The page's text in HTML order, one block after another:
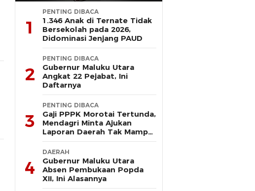
1
PENTING DIBACA
1.346 Anak di Ternate Tidak
Bersekolah pada 2026,
Didominasi Jenjang PAUD
2
PENTING DIBACA
Gubernur Maluku Utara
Angkat 22 Pejabat, Ini
Daftarnya
3
PENTING DIBACA
Gaji PPPK Morotai Tertunda,
Mendagri Minta Ajukan
Laporan Daerah Tak Mampu
Bayar Pegawai
4
DAERAH
Gubernur Maluku Utara
Absen Pembukaan Popda
XII, Ini Alasannya